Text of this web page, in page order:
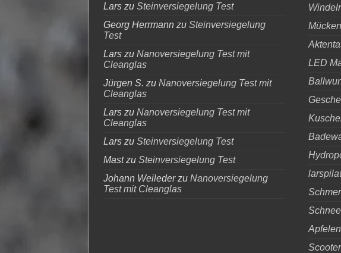
Larszu Steinversiegelung Test
Georg Herrmannzu Steinversiegelung
Test
Larszu Nanoversiegelung Test mit
Cleanglas
Jürgen S. zu Nanoversiegelung Test mit
Cleanglas
Larszu Nanoversiegelung Test mit
Cleanglas
Larszu Steinversiegelung Test
Mastzu Steinversiegelung Test
Johann Weilederzu Nanoversiegelung
Test mit Cleanglas
LED